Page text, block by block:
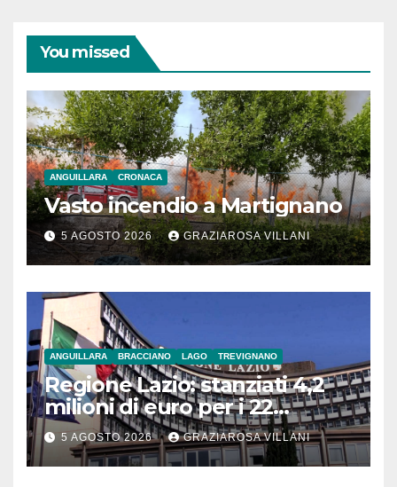
You missed
ANGUILLARA CRONACA
Vasto incendio a Martignano
5 AGOSTO 2026 GRAZIAROSA VILLANI
ANGUILLARA BRACCIANO LAGO TREVIGNANO
Regione Lazio: stanziati 4,2
milioni di euro per i 22
Comuni dell’Etruria
Meridionale
5 AGOSTO 2026 GRAZIAROSA VILLANI